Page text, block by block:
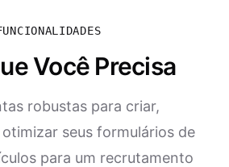
Você Precisa
robustas para criar,
seus formulários de
para um recrutamento